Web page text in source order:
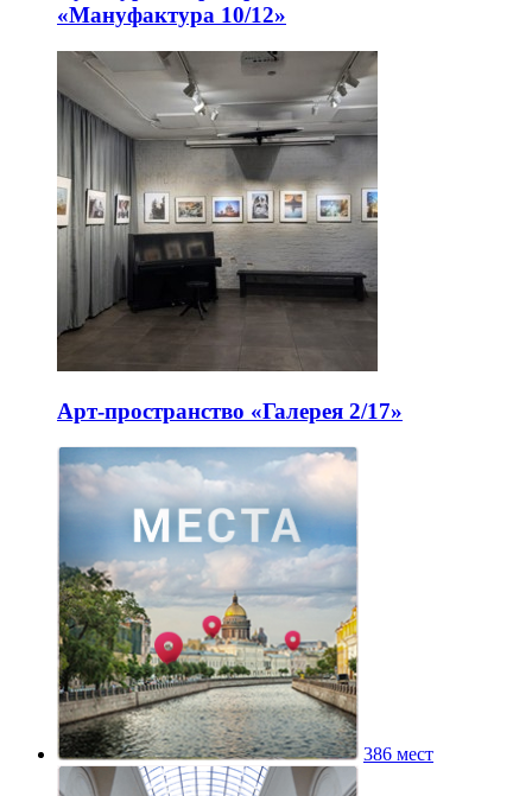
«Мануфактура 10/12»
Арт-пространство «Галерея 2/17»
386 мест